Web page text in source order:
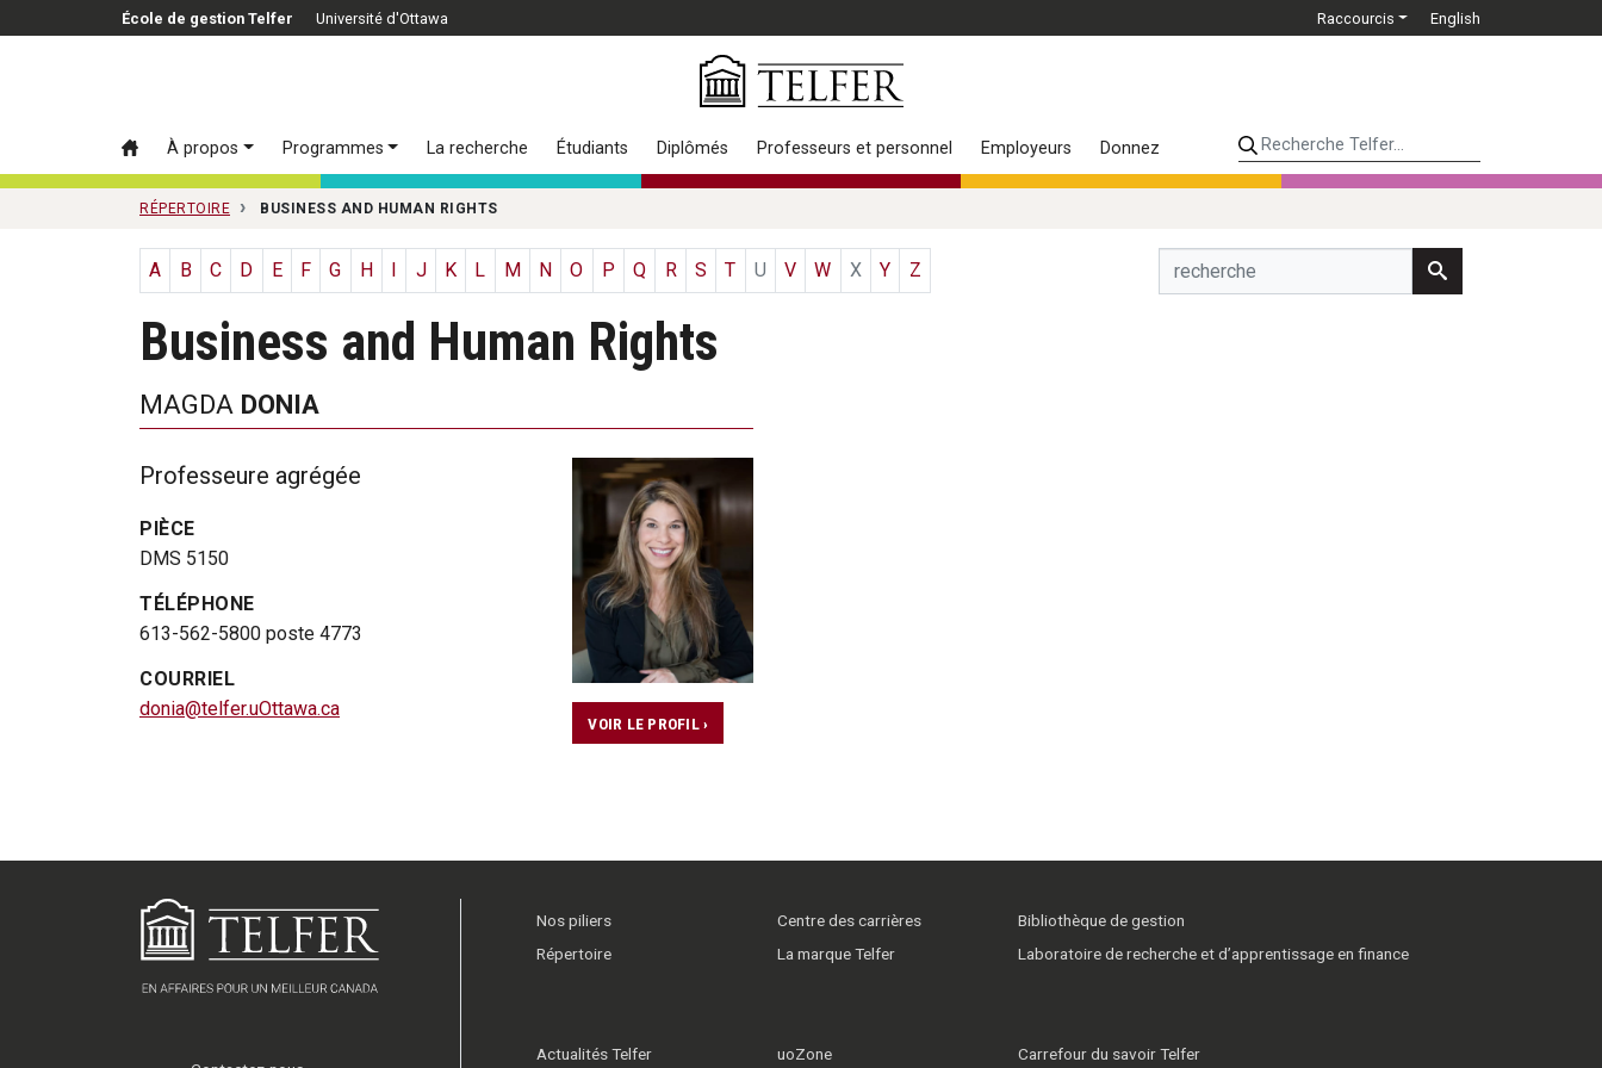
Passer au contenu principal
École de gestion Telfer Université d'Ottawa Raccourcis English
À propos Programmes La recherche Étudiants Diplômés Professeurs et personnel Employeurs DonnezRecherche Telfer...
RÉPERTOIRE BUSINESS AND HUMAN RIGHTS
A B C D E F G H J K L M N O P Q R S T U V W X Y Z
Business and Human Rights
MAGDA DONIA
Professeure agrégée
PIÈCE
DMS 5150
TÉLÉPHONE
613-562-5800 poste 4773
COURRIEL
donia@telfer.uOttawa.ca
VOIR LE PROFIL ›
Nos piliers
Répertoire
Centre des carrières
La marque Telfer
Bibliothèque de gestion
Laboratoire de recherche et d’apprentissage en finance
Actualités Telfer uoZone Carrefour du savoir Telfer